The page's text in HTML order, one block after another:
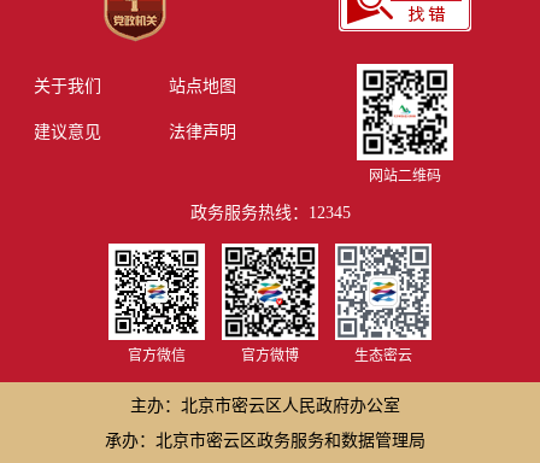
关于我们 站点地图
建议意见 法律声明
网站二维码
政务服务热线：12345
官方微信 官方微博 生态密云
主办：北京市密云区人民政府办公室
承办：北京市密云区政务服务和数据管理局